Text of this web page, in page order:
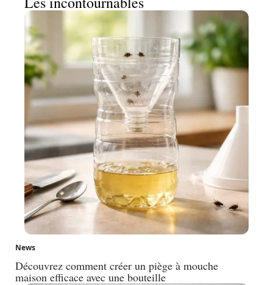
News
Découvrez comment créer un piège à mouche
maison efficace avec une bouteille